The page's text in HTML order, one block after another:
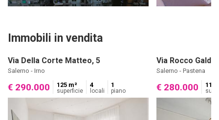
Immobili in vendita
Via Della Corte Matteo, 5
Salerno - Irno
€ 290.000 125 m²
superficie
4
locali
1
piano
Via Rocco
Salerno - Pastena
€ 280.000 110